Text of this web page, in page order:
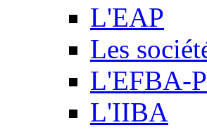
L'EAP
Les
L'EFBA-P
L'IIBA